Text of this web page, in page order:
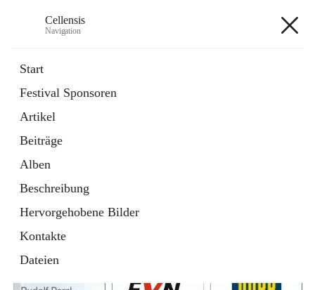
Cellensis
Navigation
Start
Festival Sponsoren
Artikel
Beiträge
Alben
Beschreibung
Hervorgehobene Bilder
Kontakte
Dateien
Festival Sponsoren